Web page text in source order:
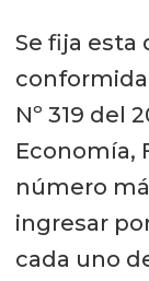
Se fija esta
Nº 319 del
Economía,
número
ingresar
cada uno